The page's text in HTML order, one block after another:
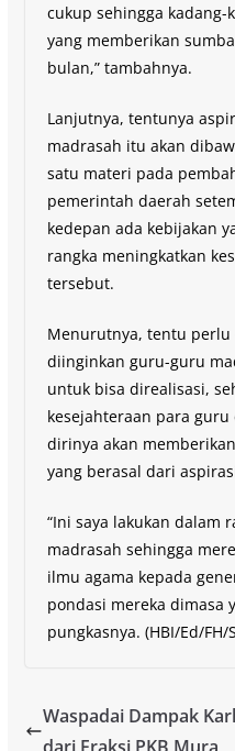
cukup sehingga
yang memberikan
bulan,” tambahnya.
Lanjutnya, tentunya
madrasah itu akan
satu materi pada
pemerintah daerah
kedepan ada kebijakan
rangka meningkatkan
tersebut.
Menurutnya, tentu perlu
diinginkan guru-guru
untuk bisa direalisasi,
kesejahteraan para
dirinya akan
yang berasal dari
“Ini saya lakukan dalam
madrasah sehingga
ilmu agama kepada
pondasi mereka dimasa
pungkasnya. (HBI/Ed/FH/
Waspadai Dampak